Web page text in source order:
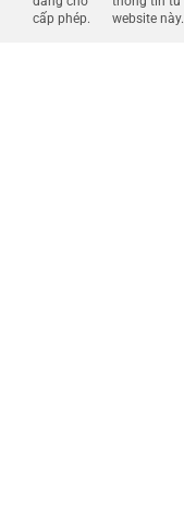
cấp phép.
website này.